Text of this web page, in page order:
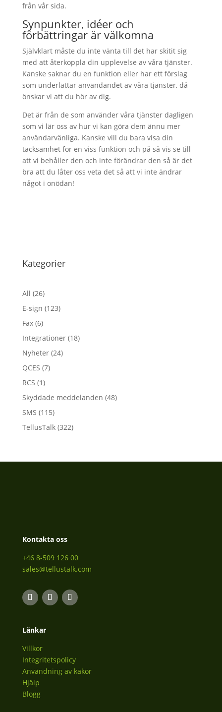
från vår sida.
Synpunkter, idéer och
förbättringar är välkomna
Självklart måste du inte vänta till det har skitit sig
med att återkoppla din upplevelse av våra tjänster.
Kanske saknar du en funktion eller har ett förslag
som underlättar användandet av våra tjänster, då
önskar vi att du hör av dig.
Det är från de som använder våra tjänster dagligen
som vi lär oss av hur vi kan göra dem ännu mer
användarvänliga. Kanske vill du bara visa din
tacksamhet för en viss funktion och på så vis se till
att vi behåller den och inte förändrar den så är det
bra att du låter oss veta det så att vi inte ändrar
något i onödan!
Kategorier
All (26)
E-sign (123)
Fax(6)
Integrationer(18)
Nyheter(24)
QCES (7)
RCS (1)
Skyddade meddelanden (48)
SMS (115)
TellusTalk(322)
Kontakta oss
+46 8-509 126 00
sales@tellustalk.com
Länkar
Villkor
Integritetspolicy
Användning av kakor
Hjälp
Blogg